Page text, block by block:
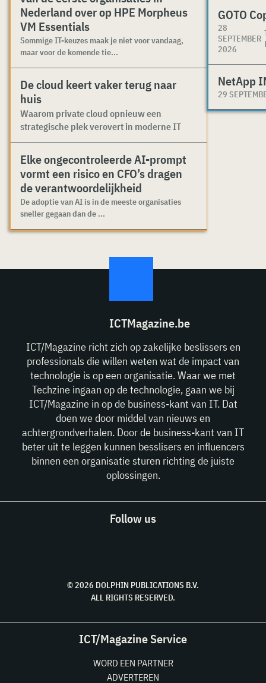
Nederland over op HPE Morpheus
VM Essentials
Sommige IT-keuzes maak je niet voor vandaag,
maar voor de komende tie...
De cloud keert vaker terug naar
huis
Waarom private cloud opnieuw een
strategische plek verovert in moderne IT
Elke ongecontroleerde AI-prompt
vormt een risico en CFO’s dragen
de verantwoordelijkheid
De adoptie van AI is in de meeste organisaties
sneller gegaan dan de ...
GOTO
28
SEPTEMBER
2026
NetApp
29
ICTMagazine.be
ICT/Magazine richt zich op zakelijke beslissers en
professionals die willen weten wat de impact van
technologie is op een organisatie. Waar we met
Techzine ingaan op de technologie, gaan we bij
ICT/Magazine in op de business-kant van IT. Dat
doen we door middel van nieuws en
achtergrondverhalen. Door de business-kant van IT
beter uit te leggen kunnen besslisers en influencers
binnen een organisatie sturen richting de juiste
oplossingen.
Follow us
© 2026 DOLPHIN PUBLICATIONS B.V.
ALL RIGHTS RESERVED.
ICT/Magazine Service
WORD EEN PARTNER
ADVERTEREN